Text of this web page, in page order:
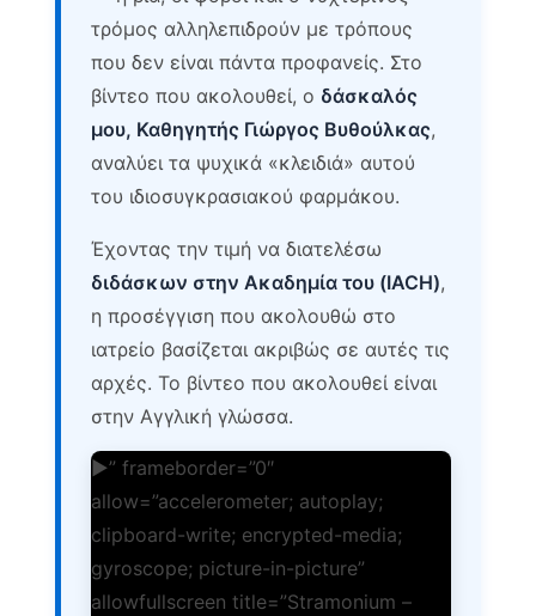
τρόμος αλληλεπιδρούν με τρόπους
που δεν είναι πάντα προφανείς. Στο
βίντεο που ακολουθεί, ο δάσκαλός
μου, Καθηγητής Γιώργος Βυθούλκας,
αναλύει τα ψυχικά «κλειδιά» αυτού
του ιδιοσυγκρασιακού φαρμάκου.
Έχοντας την τιμή να διατελέσω
διδάσκων στην Ακαδημία του (IACH),
η προσέγγιση που ακολουθώ στο
ιατρείο βασίζεται ακριβώς σε αυτές τις
αρχές. Το βίντεο που ακολουθεί είναι
στην Αγγλική γλώσσα.
▶” frameborder=”0″
allow=”accelerometer; autoplay;
clipboard-write; encrypted-media;
gyroscope; picture-in-picture”
allowfullscreen title=”Stramonium –